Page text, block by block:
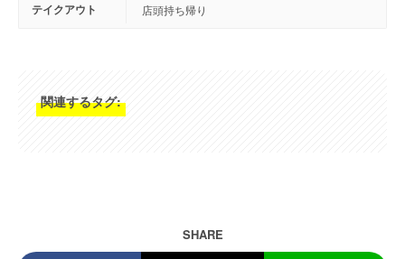
テイクアウト 店頭持ち帰り
関連するタグ:
SHARE